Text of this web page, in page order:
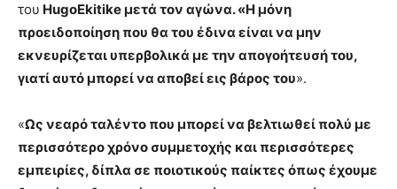
του HugoEkitike μετά τον αγώνα. «Η μόνη
προειδοποίηση που θα του έδινα είναι να μην
εκνευρίζεται υπερβολικά με την απογοήτευσή του,
γιατί αυτό μπορεί να αποβεί εις βάρος του».
«Ως νεαρό ταλέντο που μπορεί να βελτιωθεί πολύ με
περισσότερο χρόνο συμμετοχής και περισσότερες
εμπειρίες, δίπλα σε ποιοτικούς παίκτες όπως έχουμε